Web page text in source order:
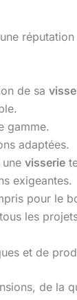
de sa
gamme.
adaptées.
visserie
exigeantes.
pour le
les
et de
de